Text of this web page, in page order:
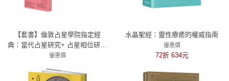
【套書】倫敦占星學院指定經
典：當代占星研究+ 占星相位研究
+ 占星十二宮位研究
優惠價
水晶聖經：靈性療癒的權威指南
優惠價
72折 634元